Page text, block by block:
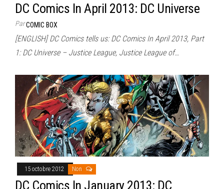
DC Comics In April 2013: DC Universe
ParCOMIC BOX
[ENGLISH] DC Comics tells us: DC Comics In April 2013, Part
1: DC Universe – Justice League, Justice League of…
15 octobre 2012 Non
DC Comics In January 2013: DC